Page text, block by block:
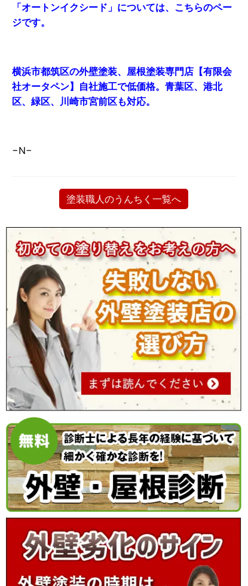
「オートンイクシード」については、こちらのペー
ジです。
横浜市都筑区の外壁塗装、屋根塗装専門店【有限会
社オータペン】自社施工で低価格。青葉区、港北
区、緑区、川崎市宮前区も対応。
−N−
塗装職人のうんちく一覧へ